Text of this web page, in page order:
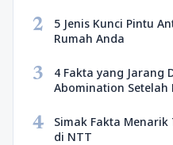
2
5 Jenis Kunci Pintu
Rumah Anda
3
4 Fakta yang Jarang
Abomination
4
Simak Fakta
di NTT